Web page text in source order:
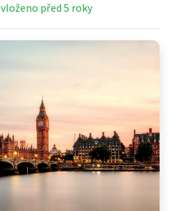
vloženo před 5 roky